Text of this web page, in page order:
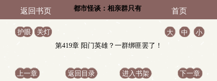
返回书页 都市怪谈：相亲群只有 首页
护眼 关灯 大 中
小
第419章 阳门英雄？一群绑匪罢了！
上一章 返回目录 进入书架 下一章